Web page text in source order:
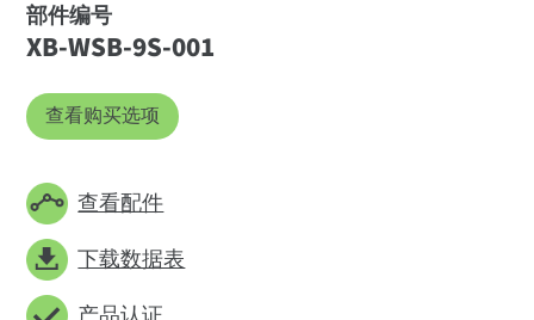
部件编号
XB-WSB-9S-001
查看购买选项
查看配件
下载数据表